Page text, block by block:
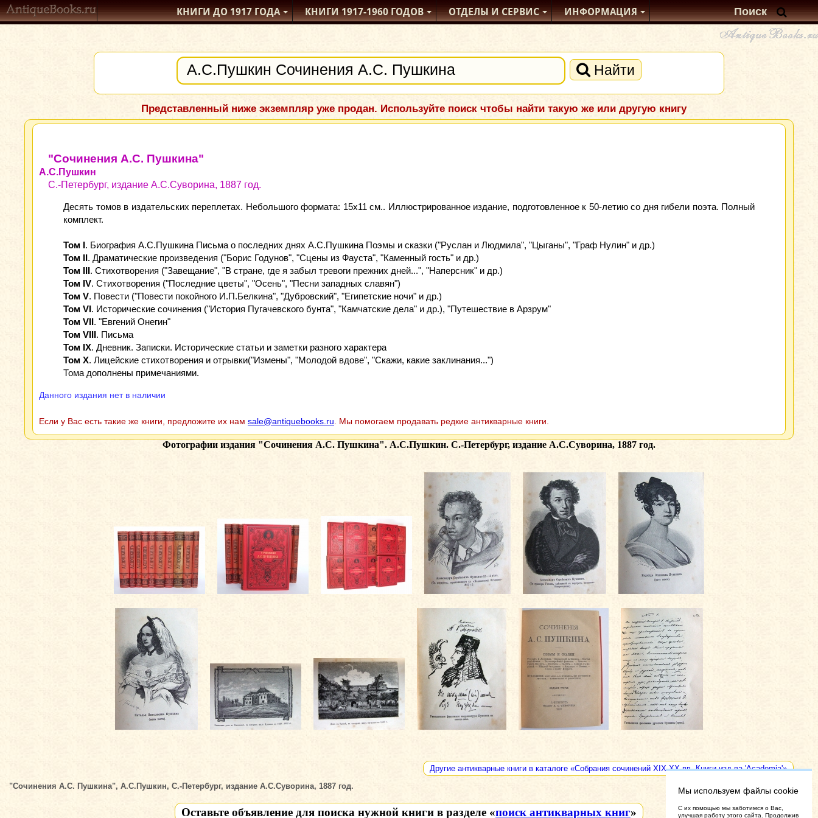
КНИГИ ДО 1917ГОДА КНИГИ1917-1960ГОДОВ ОТДЕЛЫИ СЕРВИС ИНФОРМАЦИЯ
Найти
Представленный ниже экземпляр уже продан. Используйте поиск чтобы найти такую же или другую книгу
"Сочинения А.С. Пушкина"
А.С.Пушкин
С.-Петербург, издание А.С.Суворина, 1887 год.
Десять томов в издательских переплетах. Небольшого формата: 15x11 см.. Иллюстрированное издание, подготовленное к 50-летию со дня гибели поэта. Полный
комплект.
Том I. Биография А.С.Пушкина Письма о последних днях А.С.Пушкина Поэмы и сказки ("Руслан и Людмила", "Цыганы", "Граф Нулин" и др.)
Том II. Драматические произведения ("Борис Годунов", "Сцены из Фауста", "Каменный гость" и др.)
Том III. Стихотворения ("Завещание", "В стране, где я забыл тревоги прежних дней...", "Наперсник" и др.)
Том IV. Стихотворения ("Последние цветы", "Осень", "Песни западных славян")
Том V. Повести ("Повести покойного И.П.Белкина", "Дубровский", "Египетские ночи" и др.)
Том VI. Исторические сочинения ("История Пугачевского бунта", "Камчатские дела" и др.), "Путешествие в Арзрум"
Том VII. "Евгений Онегин"
Том VIII. Письма
Том IX. Дневник. Записки. Исторические статьи и заметки разного характера
Том X. Лицейские стихотворения и отрывки("Измены", "Молодой вдове", "Скажи, какие заклинания...")
Тома дополнены примечаниями.
Данного издания нет в наличии
Если у Вас есть такие же книги, предложите их нам sale@antiquebooks.ru . Мы помогаем продавать редкие антикварные книги.
Фотографии издания "Сочинения А.С. Пушкина". А.С.Пушкин. С.-Петербург, издание А.С.Суворина, 1887 год.
Другие антикварные книги в каталоге «Собрания сочинений XIX-XX вв. Книги изд-ва 'Academia'»
"Сочинения А.С. Пушкина", А.С.Пушкин, С.-Петербург, издание А.С.Суворина, 1887 год.
Оставьте объявление для поиска нужной книги в разделе «поиск антикварных книг»
Мы используем файлы cookie
C их помощью мы заботимся о Вас,
улучшая работу этого сайта. Продолжив